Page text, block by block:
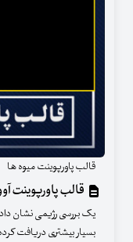
قالب پاورپوینت میوه ها
قالب پاورپوینت
یک بررسی رژیمی نشان
بسیار بیشتری دریافت